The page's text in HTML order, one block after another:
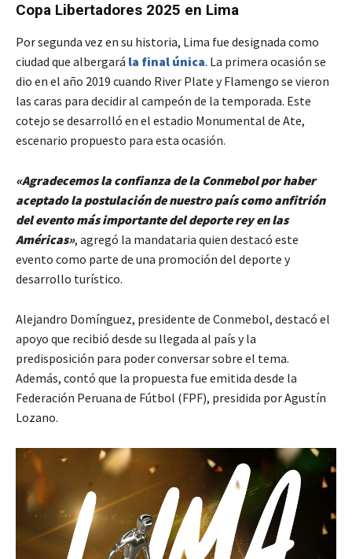
Copa Libertadores 2025 en Lima
Por segunda vez en su historia, Lima fue designada como
ciudad que albergará la final única. La primera ocasión se
dio en el año 2019 cuando River Plate y Flamengo se vieron
las caras para decidir al campeón de la temporada. Este
cotejo se desarrolló en el estadio Monumental de Ate,
escenario propuesto para esta ocasión.
«Agradecemos la confianza de la Conmebol por haber
aceptado la postulación de nuestro país como anfitrión
del evento más importante del deporte rey en las
Américas», agregó la mandataria quien destacó este
evento como parte de una promoción del deporte y
desarrollo turístico.
Alejandro Domínguez, presidente de Conmebol, destacó el
apoyo que recibió desde su llegada al país y la
predisposición para poder conversar sobre el tema.
Además, contó que la propuesta fue emitida desde la
Federación Peruana de Fútbol (FPF), presidida por Agustín
Lozano.